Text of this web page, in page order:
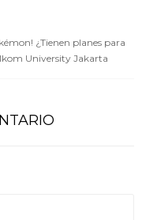
¿Tienen planes para
University Jakarta